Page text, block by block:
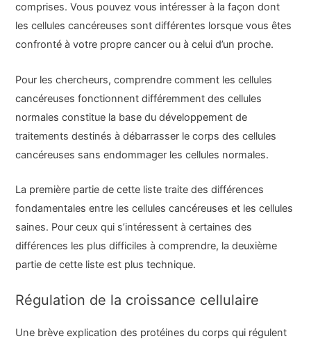
comprises. Vous pouvez vous intéresser à la façon dont
les cellules cancéreuses sont différentes lorsque vous êtes
confronté à votre propre cancer ou à celui d’un proche.
Pour les chercheurs, comprendre comment les cellules
cancéreuses fonctionnent différemment des cellules
normales constitue la base du développement de
traitements destinés à débarrasser le corps des cellules
cancéreuses sans endommager les cellules normales.
La première partie de cette liste traite des différences
fondamentales entre les cellules cancéreuses et les cellules
saines. Pour ceux qui s’intéressent à certaines des
différences les plus difficiles à comprendre, la deuxième
partie de cette liste est plus technique.
Régulation de la croissance cellulaire
Une brève explication des protéines du corps qui régulent